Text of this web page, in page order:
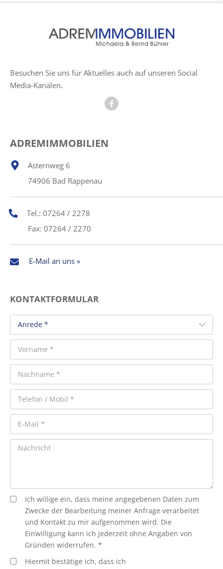
Besuchen Sie uns für Aktuelles auch auf unseren Social
Media-Kanälen.
ADREMIMMOBILIEN
Asternweg 6
74906 Bad Rappenau
Tel.: 07264 / 2278
Fax: 07264 / 2270
E-Mail an uns »
KONTAKTFORMULAR
Ich willige ein, dass meine angegebenen Daten zum
Zwecke der Bearbeitung meiner Anfrage verarbeitet
und Kontakt zu mir aufgenommen wird. Die
Einwilligung kann ich jederzeit ohne Angaben von
Gründen widerrufen. *
Hiermit bestätige ich, dass ich